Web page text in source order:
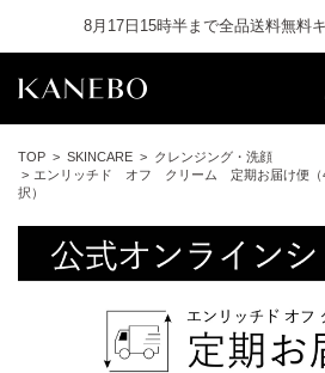
8月17日15時半まで全品送料無料
TOP SKINCARE
クレンジング・洗顔
エンリッチド オフ クリーム 定期お届け便（
択）